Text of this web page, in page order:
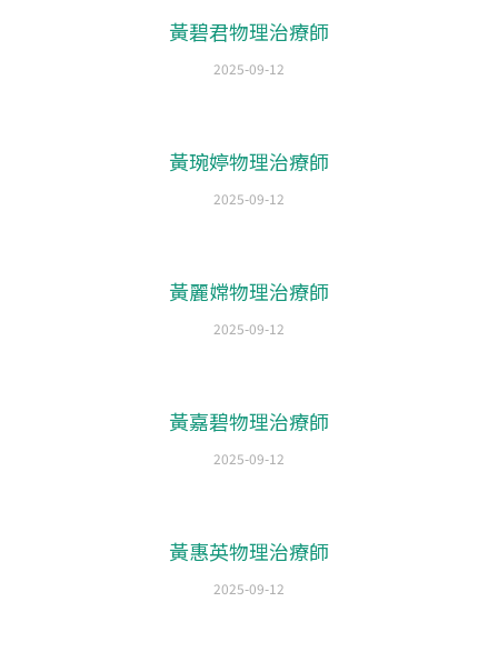
黃碧君物理治療師
2025-09-12
黃琬婷物理治療師
2025-09-12
黃麗嫦物理治療師
2025-09-12
黃嘉碧物理治療師
2025-09-12
黃惠英物理治療師
2025-09-12